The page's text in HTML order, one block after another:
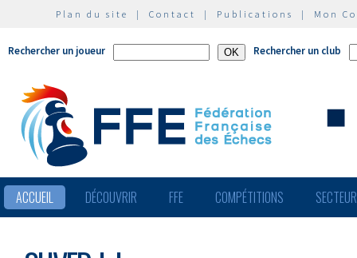
Plan du site | Contact | Publications | Mon
Rechercher un joueur Rechercher un club
ACCUEIL DÉCOUVRIR FFE COMPÉTITIONS